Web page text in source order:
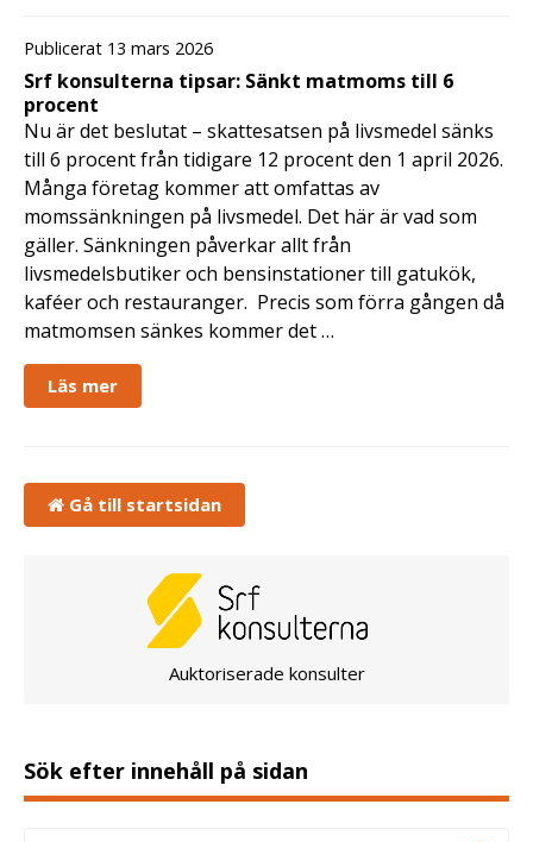
Publicerat 13 mars 2026
Srf konsulterna tipsar: Sänkt matmoms till 6
procent
Nu är det beslutat – skattesatsen på livsmedel sänks
till 6 procent från tidigare 12 procent den 1 april 2026.
Många företag kommer att omfattas av
momssänkningen på livsmedel. Det här är vad som
gäller. Sänkningen påverkar allt från
livsmedelsbutiker och bensinstationer till gatukök,
kaféer och restauranger. Precis som förra gången då
matmomsen sänkes kommer det …
Läs mer
Gå till startsidan
Auktoriserade konsulter
Sök efter innehåll på sidan